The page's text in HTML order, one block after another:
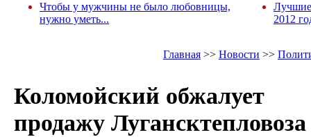
Чтобы у мужчины не было любовницы,
нужно уметь...
Лучшие
2012
Главная >> Новости >>
Коломойский обжалует
продажу Лугансктепловоза